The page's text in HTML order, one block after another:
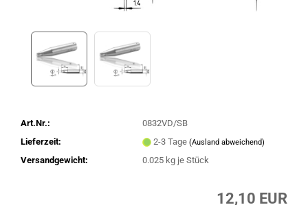
Art.Nr.:
0832VD/SB
Lieferzeit:
2-3 Tage (Ausland abweichend)
Versandgewicht: 0.025kg je Stück
12,10 EUR